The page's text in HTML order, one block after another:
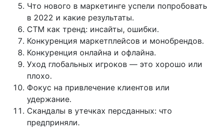
Что нового в маркетинге успели попробовать
в 2022 и какие результаты.
СТМ как тренд: инсайты, ошибки.
Конкуренция маркетплейсов и монобрендов.
Конкуренция онлайна и офлайна.
Уход глобальных игроков — это хорошо или
плохо.
Фокус на привлечение клиентов или
удержание.
Скандалы в утечках персданных: что
предприняли.